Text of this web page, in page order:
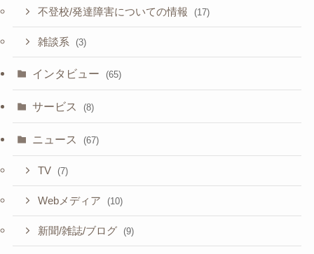
不登校/発達障害についての情報 (17)
雑談系 (3)
インタビュー (65)
サービス (8)
ニュース (67)
TV (7)
Webメディア (10)
新聞/雑誌/ブログ (9)